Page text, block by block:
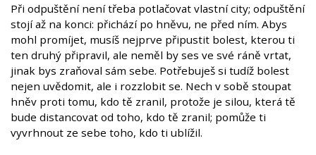
Při odpuštění není třeba potlačovat vlastní city; odpuštění
stojí až na konci: přichází po hněvu, ne před ním. Abys
mohl promíjet, musíš nejprve připustit bolest, kterou ti
ten druhý připravil, ale neměl by ses ve své ráně vrtat,
jinak bys zraňoval sám sebe. Potřebuješ si tudíž bolest
nejen uvědomit, ale i rozzlobit se. Nech v sobě stoupat
hněv proti tomu, kdo tě zranil, protože je silou, která tě
bude distancovat od toho, kdo tě zranil; pomůže ti
vyvrhnout ze sebe toho, kdo ti ublížil.